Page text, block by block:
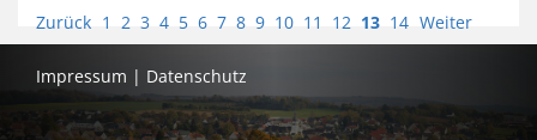
Zurück 1 2 3 4 5 6 7 8 9 10 11 12 13 14 Weiter
Impressum | Datenschutz